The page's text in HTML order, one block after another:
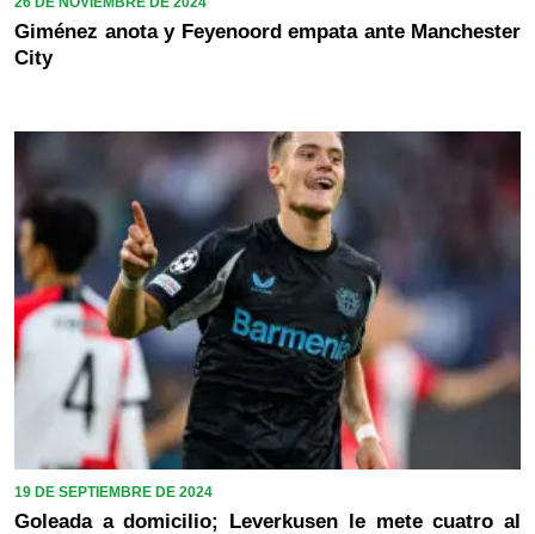
Giménez anota y Feyenoord empata ante Manchester
City
19 DE SEPTIEMBRE DE 2024
Goleada a domicilio; Leverkusen le mete cuatro al